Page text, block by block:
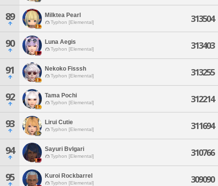
89 Milktea Pearl
Typhon [Elemental] 313504
90 Luna Aegis
Typhon [Elemental] 313403
91 Nekoko Fisssh
Typhon [Elemental] 313255
92 Tama Pochi
Typhon [Elemental] 312214
93 Lirui Cutie
Typhon [Elemental] 311694
94 Sayuri Bvlgari
Typhon [Elemental] 310766
95 Kuroi Rockbarrel
Typhon [Elemental] 309090